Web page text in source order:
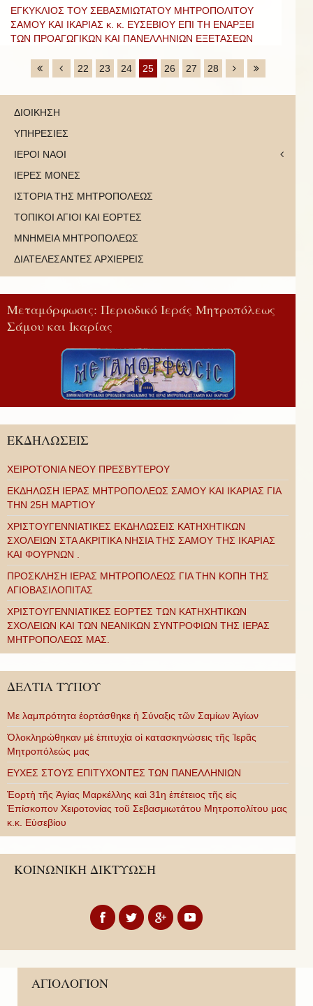
ΕΓΚΥΚΛΙΟΣ ΤΟΥ ΣΕΒΑΣΜΙΩΤΑΤΟΥ ΜΗΤΡΟΠΟΛΙΤΟΥ
ΣΑΜΟΥ ΚΑΙ ΙΚΑΡΙΑΣ κ. κ. ΕΥΣΕΒΙΟΥ ΕΠΙ ΤΗ ΕΝΑΡΞΕΙ
ΤΩΝ ΠΡΟΑΓΩΓΙΚΩΝ ΚΑΙ ΠΑΝΕΛΛΗΝΙΩΝ ΕΞΕΤΑΣΕΩΝ
22 23 24 25 26 27 28
ΔΙΟΙΚΗΣΗ
ΥΠΗΡΕΣΙΕΣ
ΙΕΡΟΙ ΝΑΟΙ
ΙΕΡΕΣ ΜΟΝΕΣ
ΙΣΤΟΡΙΑ ΤΗΣ ΜΗΤΡΟΠΟΛΕΩΣ
ΤΟΠΙΚΟΙ ΑΓΙΟΙ ΚΑΙ ΕΟΡΤΕΣ
ΜΝΗΜΕΙΑ ΜΗΤΡΟΠΟΛΕΩΣ
ΔΙΑΤΕΛΕΣΑΝΤΕΣ ΑΡΧΙΕΡΕΙΣ
Μεταμόρφωσις: Περιοδικό Ιεράς Μητροπόλεως
Σάμου και Ικαρίας
ΕΚΔΗΛΩΣΕΙΣ
ΧΕΙΡΟΤΟΝΙΑ ΝΕΟΥ ΠΡΕΣΒΥΤΕΡΟΥ
ΕΚΔΗΛΩΣΗ ΙΕΡΑΣ ΜΗΤΡΟΠΟΛΕΩΣ ΣΑΜΟΥ ΚΑΙ ΙΚΑΡΙΑΣ ΓΙΑ
ΤΗΝ 25Η ΜΑΡΤΙΟΥ
ΧΡΙΣΤΟΥΓΕΝΝΙΑΤΙΚΕΣ ΕΚΔΗΛΩΣΕΙΣ ΚΑΤΗΧΗΤΙΚΩΝ
ΣΧΟΛΕΙΩΝ ΣΤΑ ΑΚΡΙΤΙΚΑ ΝΗΣΙΑ ΤΗΣ ΣΑΜΟΥ ΤΗΣ ΙΚΑΡΙΑΣ
ΚΑΙ ΦΟΥΡΝΩΝ .
ΠΡΟΣΚΛΗΣΗ ΙΕΡΑΣ ΜΗΤΡΟΠΟΛΕΩΣ ΓΙΑ ΤΗΝ ΚΟΠΗ ΤΗΣ
ΑΓΙΟΒΑΣΙΛΟΠΙΤΑΣ
ΧΡΙΣΤΟΥΓΕΝΝΙΑΤΙΚΕΣ ΕΟΡΤΕΣ ΤΩΝ ΚΑΤΗΧΗΤΙΚΩΝ
ΣΧΟΛΕΙΩΝ ΚΑΙ ΤΩΝ ΝΕΑΝΙΚΩΝ ΣΥΝΤΡΟΦΙΩΝ ΤΗΣ ΙΕΡΑΣ
ΜΗΤΡΟΠΟΛΕΩΣ ΜΑΣ.
ΔΕΛΤΙΑ ΤΥΠΟΥ
Με λαμπρότητα ἑορτάσθηκε ἡ Σύναξις τῶν Σαμίων Ἁγίων
Ὁλοκληρώθηκαν μὲ ἐπιτυχία οἱ κατασκηνώσεις τῆς Ἱερᾶς
Μητροπόλεώς μας
ΕΥΧΕΣ ΣΤΟΥΣ ΕΠΙΤΥΧΟΝΤΕΣ ΤΩΝ ΠΑΝΕΛΛΗΝΙΩΝ
Ἑορτὴ τῆς Ἁγίας Μαρκέλλης καὶ 31η ἐπέτειος τῆς εἰς
Ἐπίσκοπον Χειροτονίας τοῦ Σεβασμιωτάτου Μητροπολίτου μας
κ.κ. Εὐσεβίου
ΚΟΙΝΩΝΙΚΗ ΔΙΚΤΥΩΣΗ
ΑΓΙΟΛΟΓΙΟΝ